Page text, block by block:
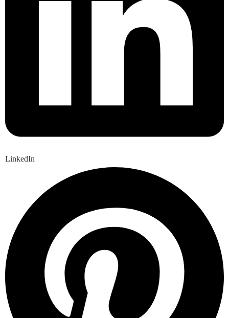
LinkedIn